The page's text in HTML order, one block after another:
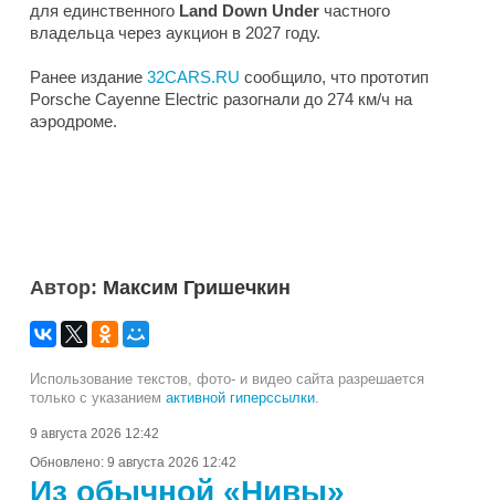
для единственного Land Down Under частного
владельца через аукцион в 2027 году.
Ранее издание 32CARS.RU сообщило, что прототип
Porsche Cayenne Electric разогнали до 274 км/ч на
аэродроме.
Автор: Максим Гришечкин
Использование текстов, фото- и видео сайта разрешается
только с указанием активной гиперссылки.
9 августа 2026 12:42
Обновлено: 9 августа 2026 12:42
Из обычной «Нивы»